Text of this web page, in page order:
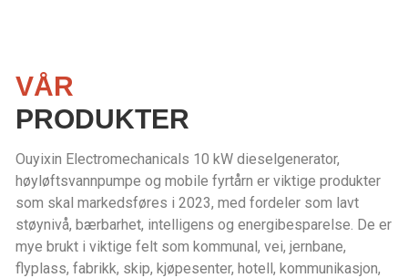
VÅR
PRODUKTER
Ouyixin Electromechanicals 10 kW dieselgenerator,
høyløftsvannpumpe og mobile fyrtårn er viktige produkter
som skal markedsføres i 2023, med fordeler som lavt
støynivå, bærbarhet, intelligens og energibesparelse. De er
mye brukt i viktige felt som kommunal, vei, jernbane,
flyplass, fabrikk, skip, kjøpesenter, hotell, kommunikasjon,